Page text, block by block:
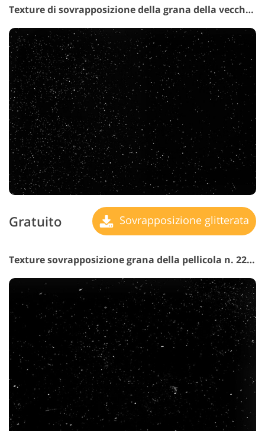
Texture di sovrapposizione della grana della vecchia pellicola n. 21 "Specchio di il passato"
Gratuito Sovrapposizione glitterata
Texture sovrapposizione grana della pellicola n. 22 "Infinite Echoes"